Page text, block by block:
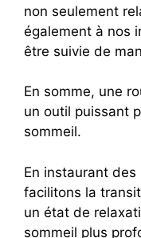
non seulement
également à nos
être suivie de
En somme, une
un outil puissant
sommeil.
En instaurant
facilitons la
un état de
sommeil plus